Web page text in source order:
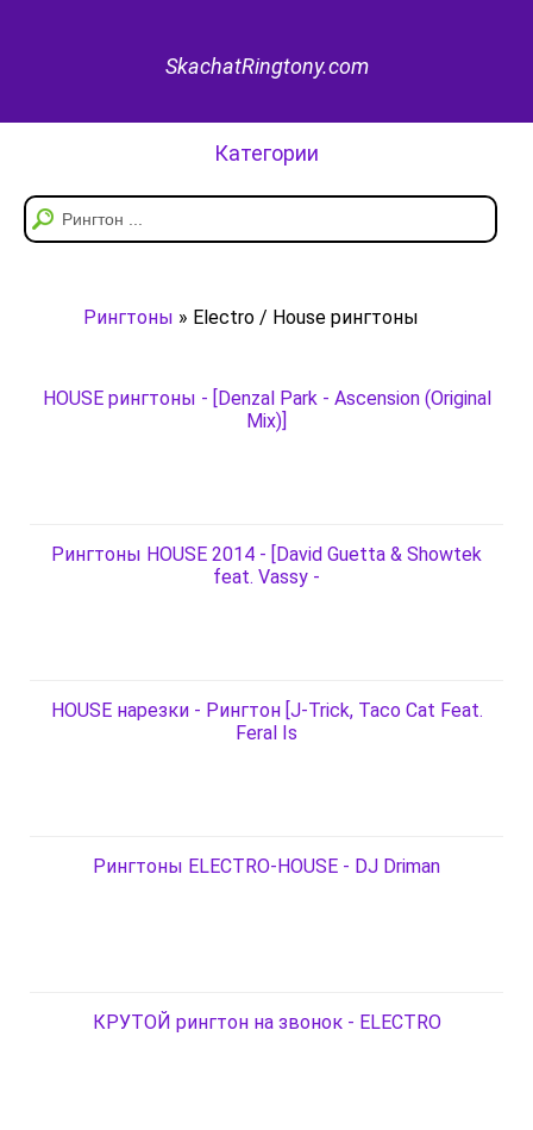
SkachatRingtony.com
Категории
Рингтоны » Electro / House рингтоны
HOUSE рингтоны - [Denzal Park - Ascension (Original
Mix)]
Рингтоны HOUSE 2014 - [David Guetta & Showtek
feat. Vassy -
HOUSE нарезки - Рингтон [J-Trick, Taco Cat Feat.
Feral Is
Рингтоны ELECTRO-HOUSE - DJ Driman
КРУТОЙ рингтон на звонок - ELECTRO